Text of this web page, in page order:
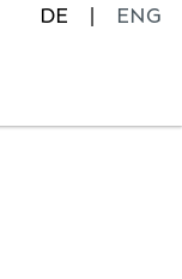
DE
ENG